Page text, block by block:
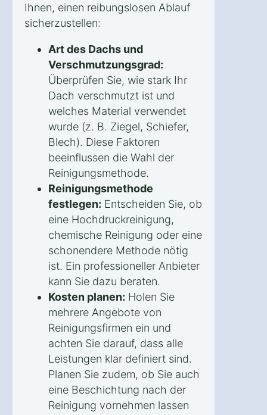
Ihnen, einen reibungslosen Ablauf
sicherzustellen:
Art des Dachs und
Verschmutzungsgrad:
Überprüfen Sie, wie stark Ihr
Dach verschmutzt ist und
welches Material verwendet
wurde (z. B. Ziegel, Schiefer,
Blech). Diese Faktoren
beeinflussen die Wahl der
Reinigungsmethode.
Reinigungsmethode
festlegen: Entscheiden Sie, ob
eine Hochdruckreinigung,
chemische Reinigung oder eine
schonendere Methode nötig
ist. Ein professioneller Anbieter
kann Sie dazu beraten.
Kosten planen: Holen Sie
mehrere Angebote von
Reinigungsfirmen ein und
achten Sie darauf, dass alle
Leistungen klar definiert sind.
Planen Sie zudem, ob Sie auch
eine Beschichtung nach der
Reinigung vornehmen lassen